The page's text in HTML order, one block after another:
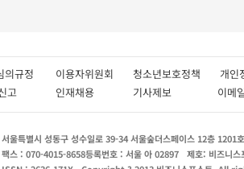
의규정 이용자위원회 청소년보호정책 개
신고 인재채용 기사제보 이메
서울특별시 성동구 성수일로 39-34 서울숲더스페이스 12층 1201
팩스 : 070-4015-8658등록번호 : 서울 아 02897 제호: 비즈니스